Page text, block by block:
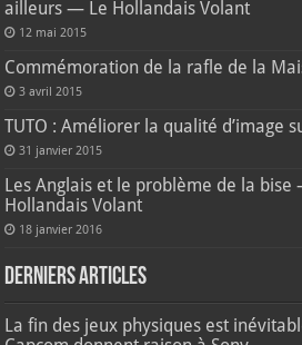
ailleurs — Le Hollandais Volant
12 mai 2015
Commémoration de la rafle de la
3 avril 2015
TUTO : Améliorer la qualité d’image
31 janvier 2015
Les Anglais et le problème de la
Hollandais Volant
18 janvier 2016
Derniers articles
La fin des jeux physiques est